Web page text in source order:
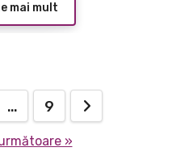
mai mult
… 9
»